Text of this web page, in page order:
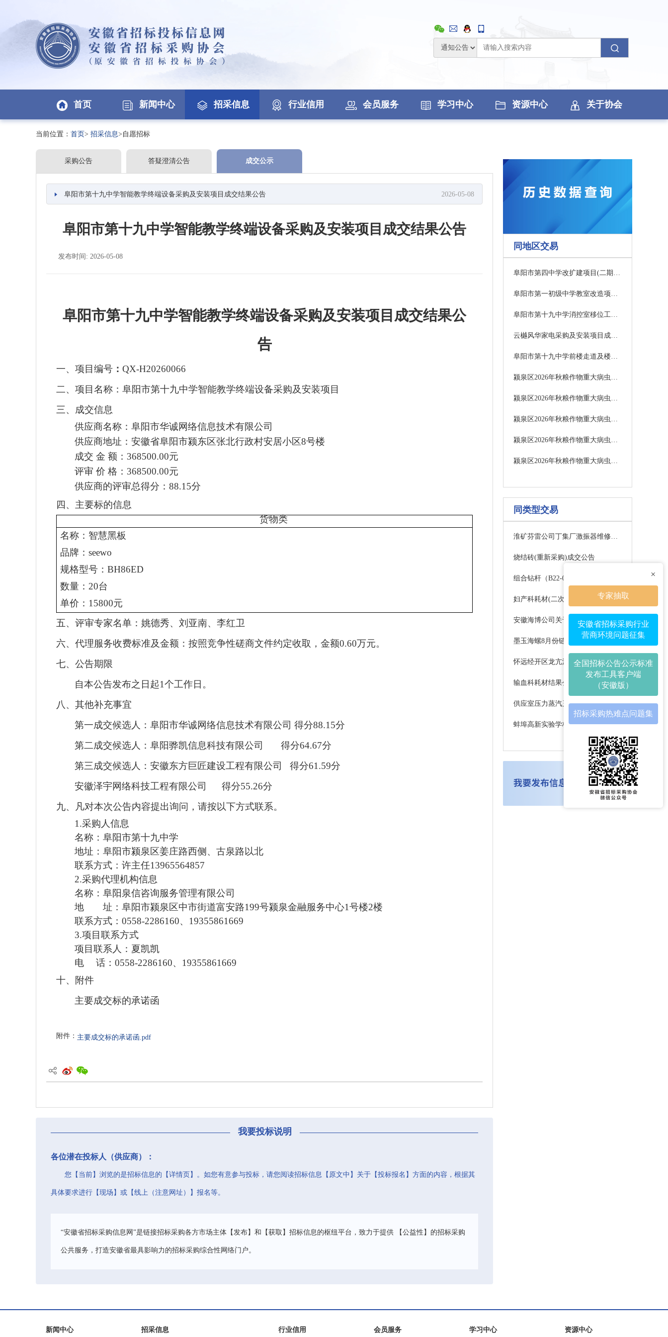
×
专家抽取
安徽省招标采购行业
营商环境问题征集
全国招标公告公示标准
发布工具客户端
（安徽版）
招标采购热难点问题集
首页 新闻中心 招采信息 行业信用 会员服务 学习中心 资源中心 关于协会
当前位置： 首页> 招采信息>自愿招标
采购公告 答疑澄清公告 成交公示
阜阳市第十九中学智能教学终端设备采购及安装项目成交结果公告 2026-05-08
阜阳市第十九中学智能教学终端设备采购及安装项目成交结果公告
发布时间: 2026-05-08
阜阳市第十九中学智能教学终端设备采购及安装项目 成交结果公
告
一、 项目编号 ： QX-H20260066
二、 项目名称： 阜阳市第十九中学智能教学终端设备采购及安装项目
三、 成交信息
供应商名称：阜阳市华诚网络信息技术有限公司
供应商地址：安徽省阜阳市颍东区张北行政村安居小区8号楼
成交 金 额： 368500.00元
评审 价 格： 368500.00元
供应商的评审总得分：88.15分
四、 主要标的信息
货物类
名称： 智慧黑板
品牌：seewo
规格型号：BH86ED
数量： 20台
单价： 15800元
五、评审专家名单： 姚德秀、刘亚南、李红卫
六、 代理服务收费标准及金额： 按照竞争性磋商文件约定收取，金额0.60万元。
七、公告期限
自本公告发布之日起1个工作日。
八、其他补充事宜
第一成交候选人：阜阳市华诚网络信息技术有限公司 得分88.15分
第二成交候选人：阜阳骅凯信息科技有限公司
得分64.67分
第三成交候选人：安徽东方巨匠建设工程有限公司
得分61.59分
安徽泽宇网络科技工程有限公司
得分55.26分
九、凡对本次公告内容提出询问，请按以下方式联系。
1.采购人信息
名称：阜阳市第十九中学
地址：阜阳市颍泉区姜庄路西侧、古泉路以北
联系方式：许主任13965564857
2.采购代理机构信息
名称：阜阳泉信咨询服务管理有限公司
地 址：阜阳市颍泉区中市街道富安路199号颍泉金融服务中心1号楼2楼
联系方式：0558-2286160、 19355861669
3.项目联系方式
项目联系人：夏凯凯
电
话：0558-2286160、19355861669
十、 附件
主要成交标的承诺函
附件： 主要成交标的承诺函.pdf
我要投标说明
各位潜在投标人（供应商）：
您【当前】浏览的是招标信息的【详情页】。如您有意参与投标，请您阅读招标信息【原文中】关于【投标报名】方面的内容，根据其
具体要求进行【现场】或【线上（注意网址）】报名等。
“安徽省招标采购信息网”是链接招标采购各方市场主体【发布】和【获取】招标信息的枢纽平台，致力于提供 【公益性】的招标采购
公共服务，打造安徽省最具影响力的招标采购综合性网络门户。
同地区交易
阜阳市第四中学改扩建项目(二期)项目监理更正公告
阜阳市第一初级中学教室改造项目竞争性磋商公告
阜阳市第十九中学消控室移位工程竞争性磋商公告
云樾风华家电采购及安装项目成交结果公告
阜阳市第十九中学前楼走道及楼梯粘贴塑胶地板采购项目成交结果公告
颍泉区2026年秋粮作物重大病虫害统防统治物资采购项目五包询价公告
颍泉区2026年秋粮作物重大病虫害统防统治物资采购项目四包询价公告
颍泉区2026年秋粮作物重大病虫害统防统治物资采购项目三包询价公告
颍泉区2026年秋粮作物重大病虫害统防统治物资采购项目二包询价公告
颍泉区2026年秋粮作物重大病虫害统防统治物资采购项目一包询价公告
同类型交易
淮矿芬雷公司丁集厂激振器维修【二次】询比价公告
烧结砖(重新采购)成交公告
妇产科耗材(二次)采购公告
安徽海博公司关于数字经济板块第7批电脑、服务器物资采购询价
墨玉海螺8月份链条半接头询价
怀远经开区龙亢污水处理厂氟化物监测设备及水质悬浮物和色度检测设备采购安装项目询价公告
输血科耗材结果公示
供应室压力蒸汽灭菌极速生物测试包、EO气罐结果公示
蚌埠高新实验学校改造录播教室项目成交候选供应商公示
新闻中心 招采信息 行业信用 会员服务 学习中心 资源中心